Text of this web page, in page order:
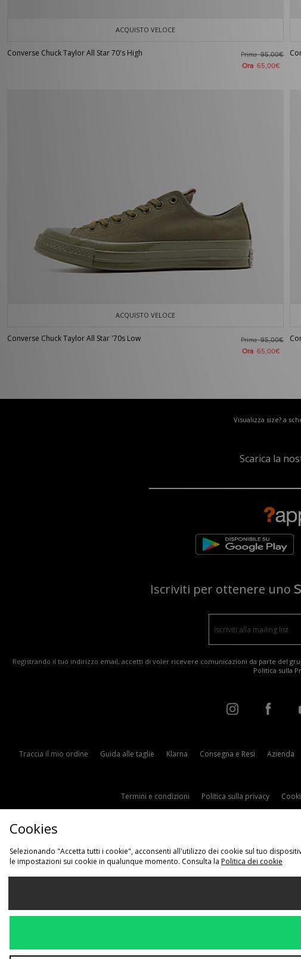
ACQUISTO VELOCE
Converse Chuck Taylor All Star 70's High Prima95,00€
Ora 65,00€
ACQUISTO VELOCE
Converse Chuck Taylor All Star '70s Low Prima95,00€
Ora 65,00€
Visualizza size? a
Scarica la
Iscriviti per ottenere uno
Registrando il tuo indirizzo email, accetti di voler ricevere comunicazioni da parte del
Politica sulla
Traccia il mio ordine Guida alle taglie Klarna Consegna e Resi Azienda
Termini e condizioni Politica sulla privacy
Scegli Il Tuo
Cookies
Selezionando "Accetta tutti i cookie", acconsenti all'utilizzo dei cookie sul tuo
le impostazioni sui cookie in qualunque momento. Consulta la Politica dei cookie